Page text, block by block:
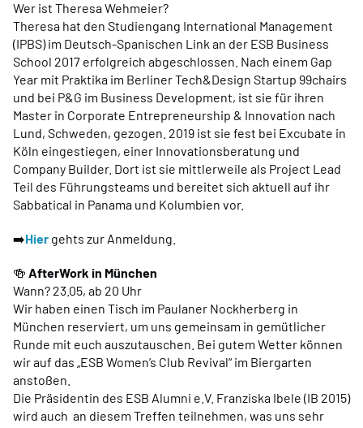
Wer ist Theresa Wehmeier?
Theresa hat den Studiengang International Management
(IPBS) im Deutsch-Spanischen Link an der ESB Business
School 2017 erfolgreich abgeschlossen. Nach einem Gap
Year mit Praktika im Berliner Tech&Design Startup 99chairs
und bei P&G im Business Development, ist sie für ihren
Master in Corporate Entrepreneurship & Innovation nach
Lund, Schweden, gezogen. 2019 ist sie fest bei Excubate in
Köln eingestiegen, einer Innovationsberatung und
Company Builder. Dort ist sie mittlerweile als Project Lead
Teil des Führungsteams und bereitet sich aktuell auf ihr
Sabbatical in Panama und Kolumbien vor.
➡️Hier gehts zur Anmeldung.
🍻 AfterWork in München
Wann? 23.05, ab 20 Uhr
Wir haben einen Tisch im Paulaner Nockherberg in
München reserviert, um uns gemeinsam in gemütlicher
Runde mit euch auszutauschen. Bei gutem Wetter können
wir auf das „ESB Women’s Club Revival“ im Biergarten
anstoßen.
Die Präsidentin des ESB Alumni e.V. Franziska Ibele (IB 2015)
wird auch an diesem Treffen teilnehmen, was uns sehr